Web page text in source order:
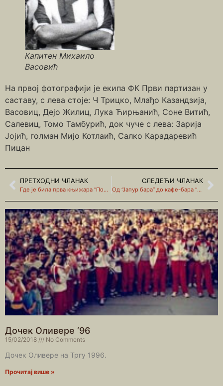
Капитен Михаило
Васовић
На првој фотографији је екипа ФК Први партизан у
саставу, с лева стоје: Ч Трицко, Млађо Казандзија,
Васовиц, Дејо Жилиц, Лука Ћирњанић, Соне Витић,
Салевиц, Томо Тамбурић, док чуче с лева: Зарија
Јојић, голман Мијо Котлаић, Салко Карадаревић
Пицан
ПРЕТХОДНИ ЧЛАНАК
Где је била прва књижара “Победа”?
СЛЕДЕЋИ ЧЛАНАК
Од “Јапур бара” до кафе-бара “Револт”
Дочек Оливере ‘96
15/02/2018 No Comments
Дочек Оливере на Тргу 1996.
Прочитај више »